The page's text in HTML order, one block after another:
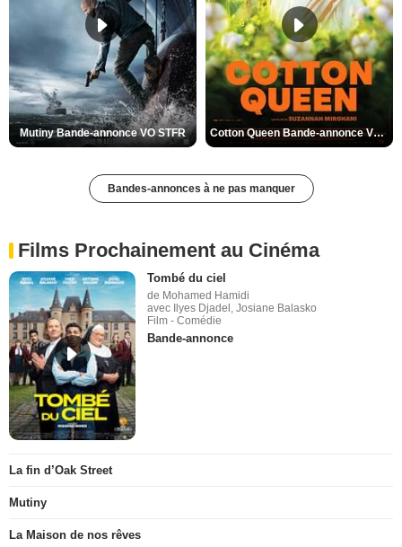
Mutiny Bande-annonce VO STFR Cotton Queen Bande-annonce VO STFR
Bandes-annonces à ne pas manquer
Films Prochainement au Cinéma
Tombé du ciel
de Mohamed Hamidi
avec Ilyes Djadel, Josiane Balasko
Film - Comédie
Bande-annonce
La fin d’Oak Street
Mutiny
La Maison de nos rêves